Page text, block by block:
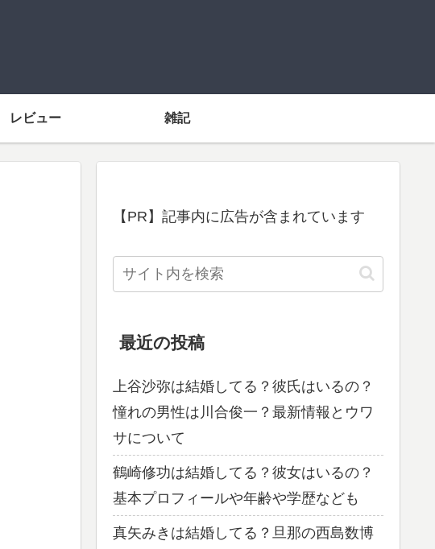
レビュー 雑記
【PR】記事内に広告が含まれています
最近の投稿
上谷沙弥は結婚してる？彼氏はいるの？
憧れの男性は川合俊一？最新情報とウワ
サについて
鶴崎修功は結婚してる？彼女はいるの？
基本プロフィールや年齢や学歴なども
真矢みきは結婚してる？旦那の西島数博